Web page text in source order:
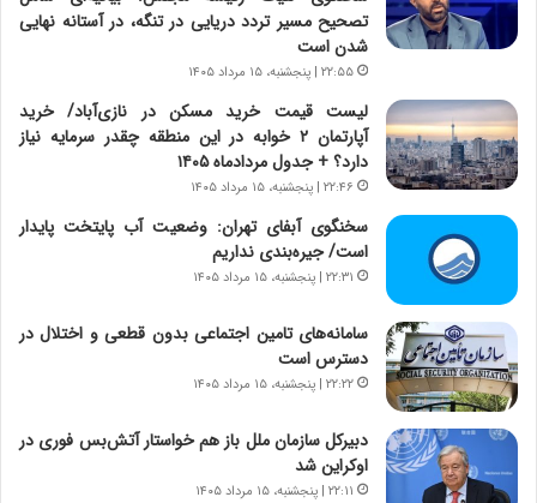
گ
،
ت
و
ا
ن
س
ت
م
ق
ا
ب
ل
ن
ی
تصحیح مسیر تردد دریایی در تنگه، در آستانه نهایی
شدن است
۲۲:۵۵ | پنجشنبه، ۱۵ مرداد ۱۴۰۵
لیست قیمت خرید مسکن در نازی‌آباد/ خرید
آپارتمان ۲ خوابه در این منطقه چقدر سرمایه نیاز
دارد؟ + جدول مردادماه ۱۴۰۵
۲۲:۴۶ | پنجشنبه، ۱۵ مرداد ۱۴۰۵
سخنگوی آبفای تهران: وضعیت آب پایتخت پایدار
است/ جیره‌بندی نداریم
۲۲:۳۱ | پنجشنبه، ۱۵ مرداد ۱۴۰۵
سامانه‌های تامین اجتماعی بدون قطعی و اختلال در
دسترس است
۲۲:۲۲ | پنجشنبه، ۱۵ مرداد ۱۴۰۵
دبیرکل سازمان ملل باز هم خواستار آتش‌بس فوری در
اوکراین شد
۲۲:۱۱ | پنجشنبه، ۱۵ مرداد ۱۴۰۵